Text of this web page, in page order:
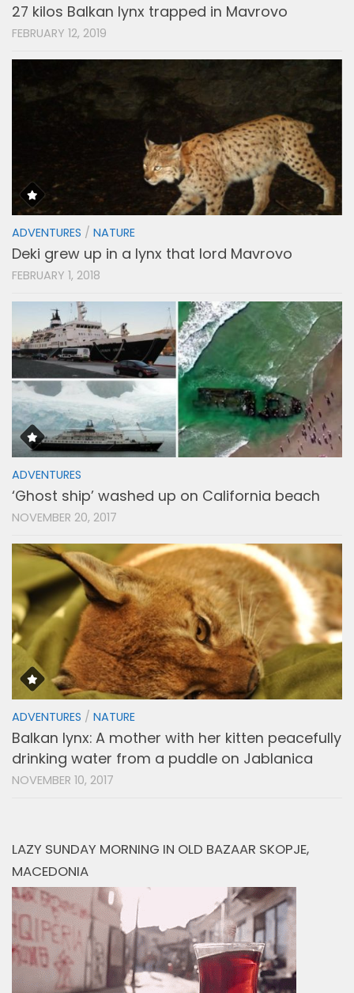
27 kilos Balkan lynx trapped in Mavrovo
FEBRUARY 12, 2019
ADVENTURES / NATURE
Deki grew up in a lynx that lord Mavrovo
FEBRUARY 1, 2018
ADVENTURES
‘Ghost ship’ washed up on California beach
NOVEMBER 20, 2017
ADVENTURES / NATURE
Balkan lynx: A mother with her kitten peacefully
drinking water from a puddle on Jablanica
NOVEMBER 10, 2017
LAZY SUNDAY MORNING IN OLD BAZAAR SKOPJE,
MACEDONIA